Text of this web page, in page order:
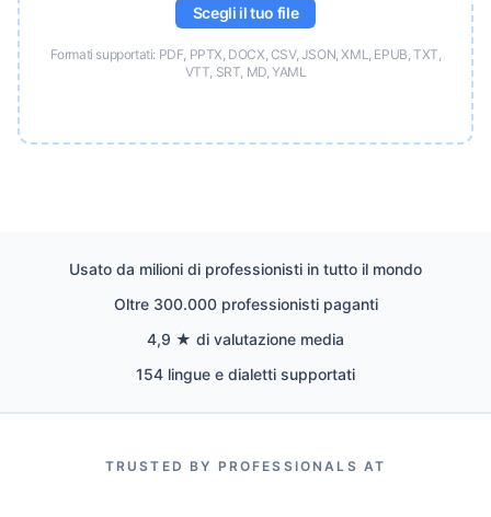
Scegli il tuo file
Formati supportati: PDF, PPTX, DOCX, CSV, JSON, XML, EPUB, TXT,
VTT, SRT, MD, YAML
Usato da milioni di professionisti in tutto il mondo
Oltre 300.000 professionisti paganti
4,9 ★ di valutazione media
154 lingue e dialetti supportati
TRUSTED BY PROFESSIONALS AT